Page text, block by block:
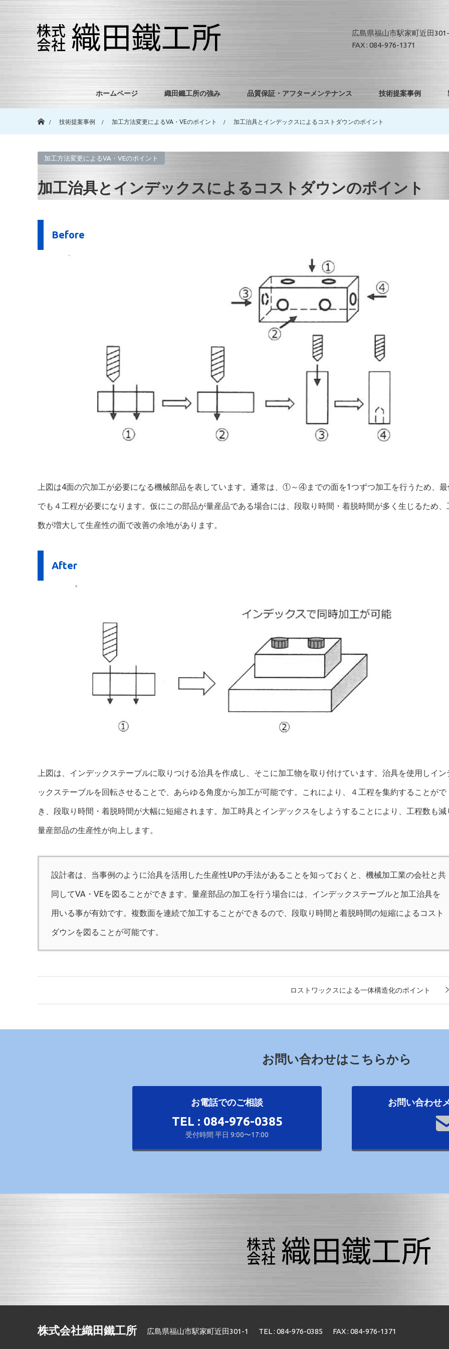
広島県福山市駅家町近田
FAX : 084-976-1371
ホームページ 織田鐵工所の強み 品質保証・アフターメンテナンス 技術提案事例
技術提案事例
加工方法変更によるVA・VEのポイント 加工治具とインデックスによるコストダウンのポイント
加工方法変更によるVA・VEのポイント
加工治具とインデックスによるコストダウンのポイント
Before
上図は4面の穴加工が必要になる機械部品を表しています。通常は、①～④までの面を1つずつ加工を行うため、最
でも４工程が必要になります。仮にこの部品が量産品である場合には、段取り時間・着脱時間が多く生じるため、
数が増大して生産性の面で改善の余地があります。
After
上図は、インデックステーブルに取りつける治具を作成し、そこに加工物を取り付けています。治具を使用しイン
ックステーブルを回転させることで、あらゆる角度から加工が可能です。これにより、４工程を集約することがで
き、段取り時間・着脱時間が大幅に短縮されます。加工時具とインデックスをしようすることにより、工程数も減
量産部品の生産性が向上します。
設計者は、当事例のように治具を活用した生産性UPの手法があることを知っておくと、機械加工業の会社と共
同してVA・VEを図ることができます。量産部品の加工を行う場合には、インデックステーブルと加工治具を
用いる事が有効です。複数面を連続で加工することができるので、段取り時間と着脱時間の短縮によるコスト
ダウンを図ることが可能です。
ロストワックスによる一体構造化のポイント
お問い合わせはこちらから
お電話でのご相談
TEL : 084-976-0385
受付時間 平日 9:00〜17:00
お問い合わせ
株式会社織田鐵工所 広島県福山市駅家町近田301-1 TEL : 084-976-0385 FAX : 084-976-1371